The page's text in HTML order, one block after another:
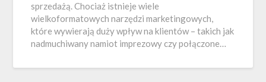
sprzedażą. Chociaż istnieje wiele
wielkoformatowych narzędzi marketingowych,
które wywierają duży wpływ na klientów – takich jak
nadmuchiwany namiot imprezowy czy połączone…